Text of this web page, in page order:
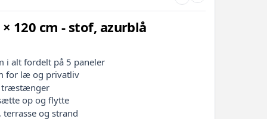
120 cm - stof, azurblå
i alt fordelt på 5 paneler
for læ og privatliv
træstænger
op og flytte
og strand